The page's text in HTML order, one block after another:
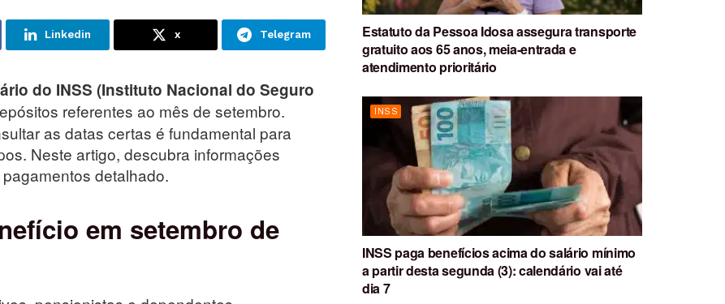
Linkedin x Telegram
do INSS (Instituto Nacional do Seguro
referentes ao mês de setembro.
as datas certas é fundamental para
Neste artigo, descubra informações
detalhado.
em setembro de
Estatuto da Pessoa Idosa assegura transporte
gratuito aos 65 anos, meia-entrada e
atendimento prioritário
INSS
INSS paga benefícios acima do salário mínimo
a partir desta segunda (3): calendário vai até
dia 7